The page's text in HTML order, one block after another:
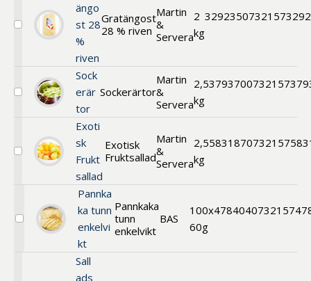
Välj
%
ängo
st 28
%
riven
Gratängost
28 % riven
Martin
&
Servera
2
kg
329235
Välj
Sock
erär
tor
Sockerärtor
Martin
&
Servera
2,5
kg
379370
Välj
Exoti
sk
Frukt
sallad
Exotisk
Fruktsallad
Martin
&
Servera
2,5
kg
583187
Välj
Pannka
ka tunn
enkelvi
kt
Pannkaka
tunn
enkelvikt
BAS
100x
60g
478404
Sall
ads